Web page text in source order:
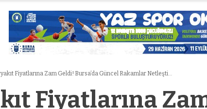
Fiyatlarına Zam Geldi! Bursa’da Güncel Rakamlar Netleşti…
Fiyatlarına